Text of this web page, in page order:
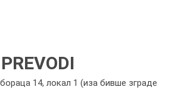
14, локал 1 (иза бивше зграде